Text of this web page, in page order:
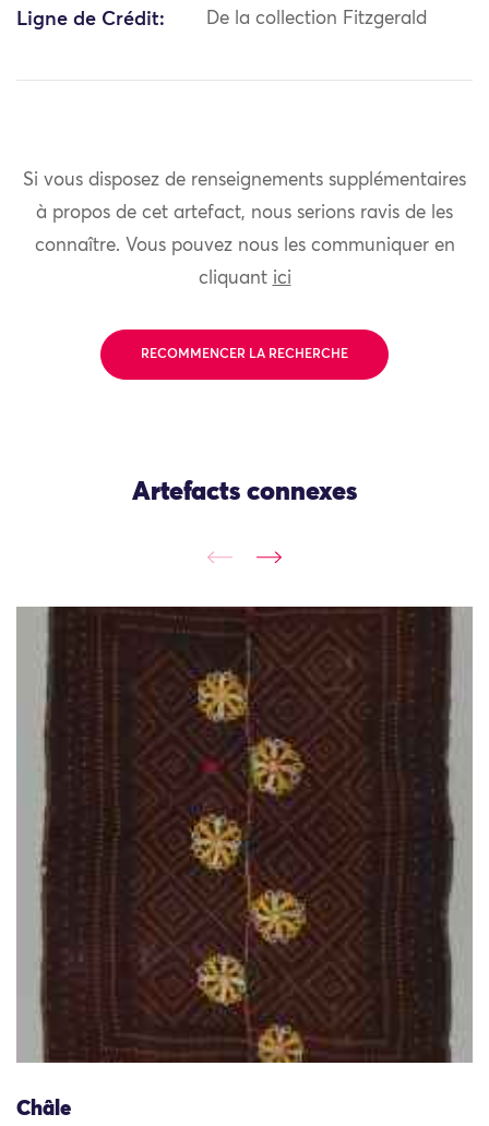
Ligne de Crédit: De la collection Fitzgerald
Si vous disposez de renseignements supplémentaires
à propos de cet artefact, nous serions ravis de les
connaître. Vous pouvez nous les communiquer en
cliquant ici
RECOMMENCER LA RECHERCHE
Artefacts connexes
Châle